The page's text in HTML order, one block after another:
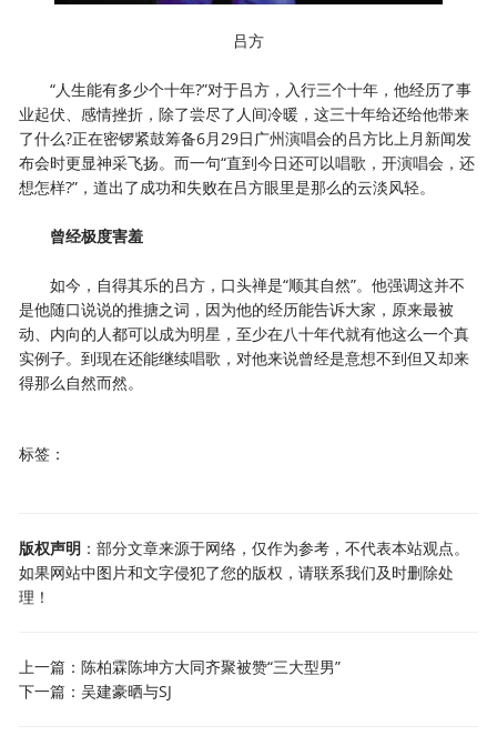
吕方
“人生能有多少个十年?”对于吕方，入行三个十年，他经历了事
业起伏、感情挫折，除了尝尽了人间冷暖，这三十年给还给他带来
了什么?正在密锣紧鼓筹备6月29日广州演唱会的吕方比上月新闻发
布会时更显神采飞扬。而一句“直到今日还可以唱歌，开演唱会，还
想怎样?”，道出了成功和失败在吕方眼里是那么的云淡风轻。
曾经极度害羞
如今，自得其乐的吕方，口头禅是“顺其自然”。他强调这并不
是他随口说说的推搪之词，因为他的经历能告诉大家，原来最被
动、内向的人都可以成为明星，至少在八十年代就有他这么一个真
实例子。到现在还能继续唱歌，对他来说曾经是意想不到但又却来
得那么自然而然。
标签：
版权声明 ：部分文章来源于网络，仅作为参考，不代表本站观点。
如果网站中图片和文字侵犯了您的版权，请联系我们及时删除处
理！
上一篇：陈柏霖陈坤方大同齐聚被赞“三大型男”
下一篇：吴建豪晒与SJ